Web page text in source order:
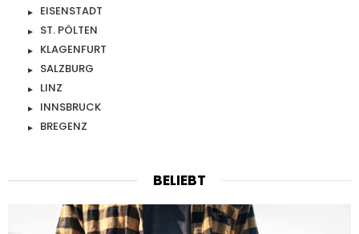
EISENSTADT
ST. PÖLTEN
KLAGENFURT
SALZBURG
LINZ
INNSBRUCK
BREGENZ
BELIEBT